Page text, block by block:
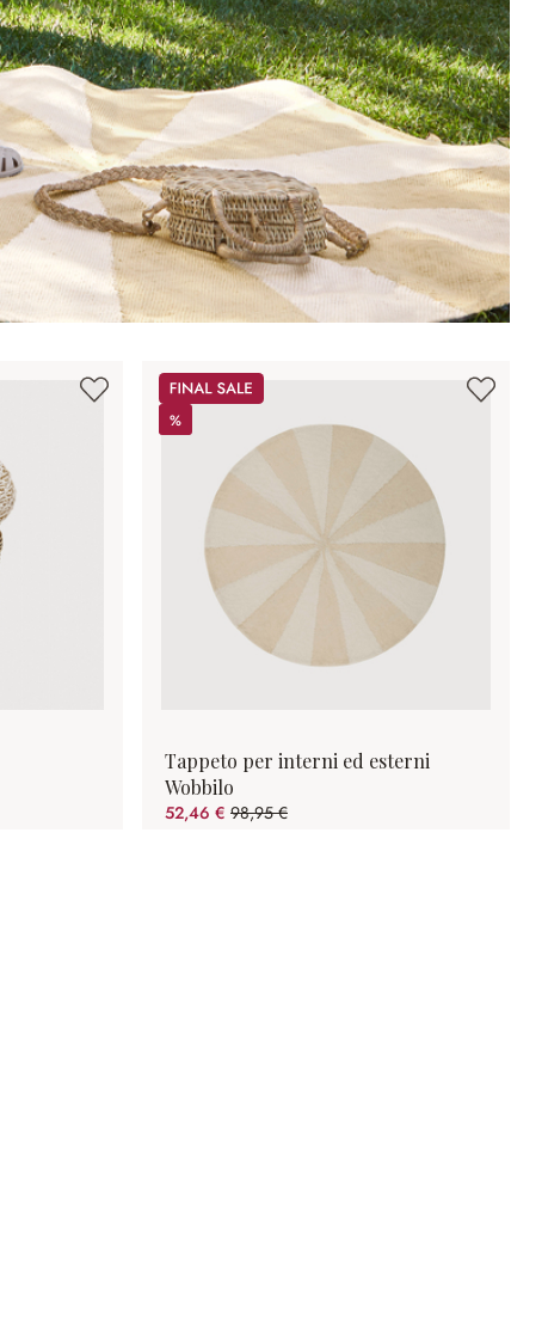
Sale
%
%
Tappeto per interni ed esterni
Wobbilo
52,46 € 98,95 €
(risparmio 46.98%)